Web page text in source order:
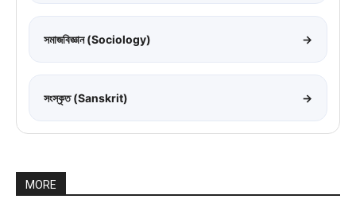
সমাজবিজ্ঞান (Sociology) →
সংস্কৃত (Sanskrit) →
MORE